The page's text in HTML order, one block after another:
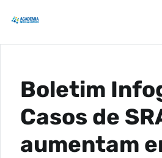
Boletim
Casos de
aumentam